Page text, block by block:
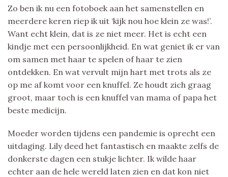
Zo ben ik nu een fotoboek aan het samenstellen en
meerdere keren riep ik uit ‘kijk nou hoe klein ze was!’.
Want echt klein, dat is ze niet meer. Het is echt een
kindje met een persoonlijkheid. En wat geniet ik er van
om samen met haar te spelen of haar te zien
ontdekken. En wat vervult mijn hart met trots als ze
op me af komt voor een knuffel. Ze houdt zich graag
groot, maar toch is een knuffel van mama of papa het
beste medicijn.
Moeder worden tijdens een pandemie is oprecht een
uitdaging. Lily deed het fantastisch en maakte zelfs de
donkerste dagen een stukje lichter. Ik wilde haar
echter aan de hele wereld laten zien en dat kon niet